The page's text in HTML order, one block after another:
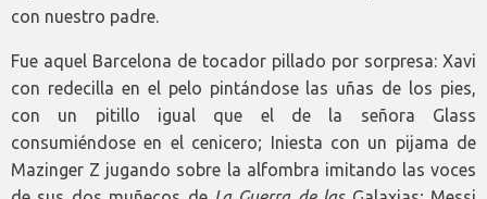
con nuestro padre.
Fue aquel Barcelona de tocador pillado por sorpresa: Xavi
con redecilla en el pelo pintándose las uñas de los pies,
con un pitillo igual que el de la señora Glass
consumiéndose en el cenicero; Iniesta con un pijama de
Mazinger Z jugando sobre la alfombra imitando las voces